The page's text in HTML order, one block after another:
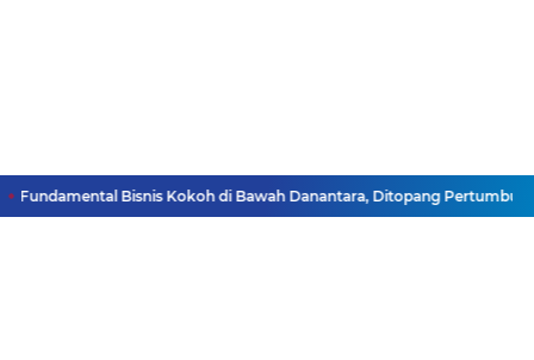
Bisnis Kokoh di Bawah Danantara, Ditopang Pertumbuhan